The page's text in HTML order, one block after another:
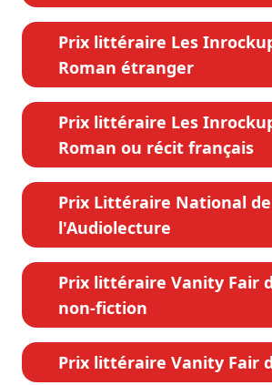
Prix littéraire Les
Roman étranger
Prix littéraire Les
Roman ou récit français
Prix Littéraire National de
l'Audiolecture
Prix littéraire Vanity Fair
non-fiction
Prix littéraire Vanity Fair